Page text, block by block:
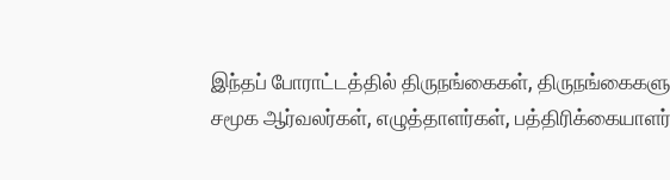
இந்தப் போராட்டத்தில் திருநங்கைகள்,
சமூக ஆர்வலர்கள், எழுத்தாளர்கள்,